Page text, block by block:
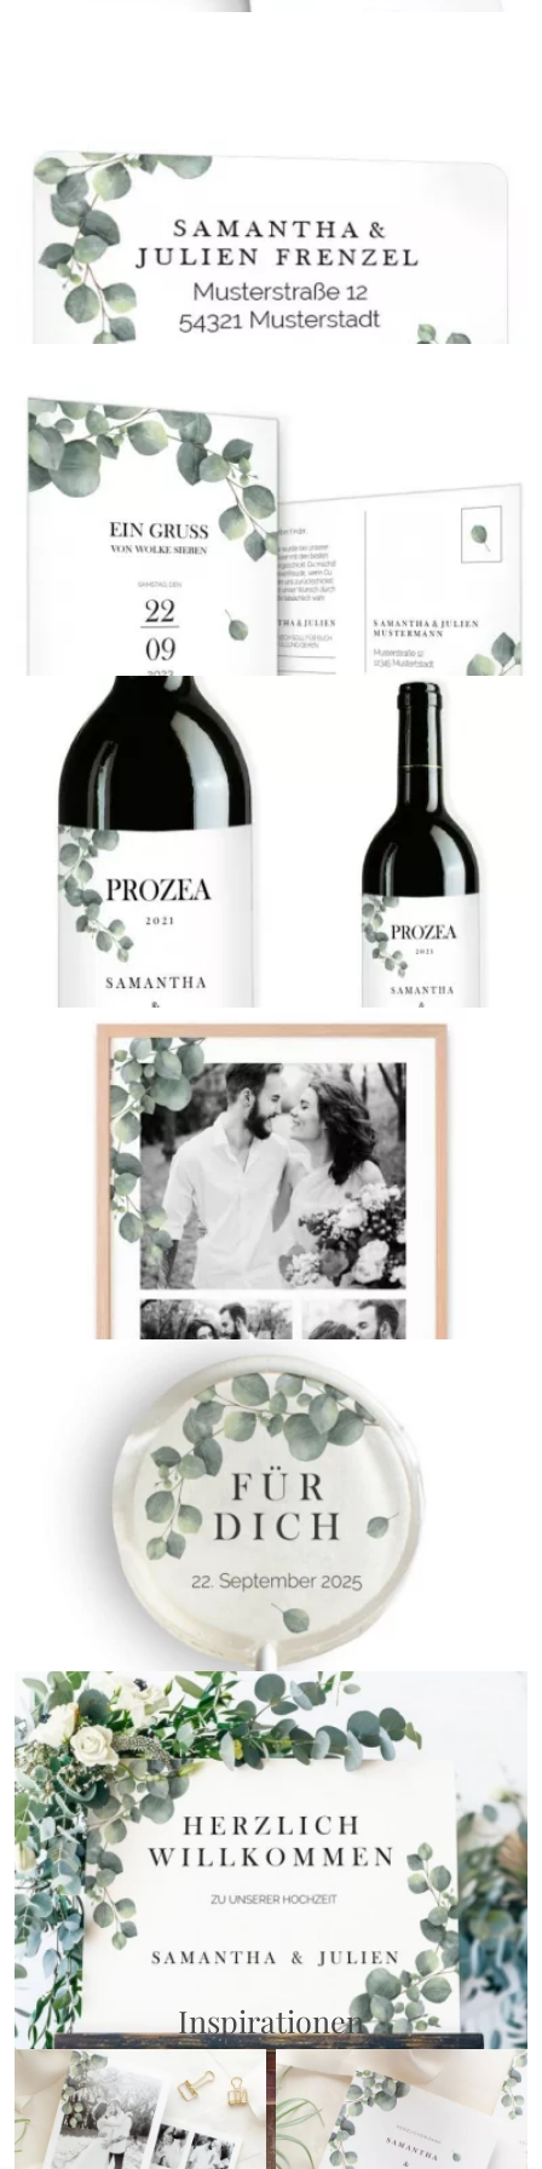
Kirchenheft
{farbicons}
Adressaufkleber
{farbicons}
Plano, ungefalzt
Flaschenetikett
{farbicons}
Inspirationen